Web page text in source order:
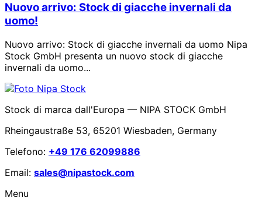
Nuovo arrivo: Stock di giacche invernali da
uomo!
Nuovo arrivo: Stock di giacche invernali da uomo Nipa
Stock GmbH presenta un nuovo stock di giacche
invernali da uomo...
Stock di marca dall'Europa — NIPA STOCK GmbH
Rheingaustraße 53, 65201 Wiesbaden, Germany
Telefono: +49 176 62099886
Email: sales@nipastock.com
Menu